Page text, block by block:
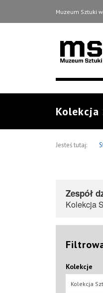
Muzeum Sztuki
Jesteś tutaj:
Zespół
Kolekcja
Kolekcje
Kolekcja